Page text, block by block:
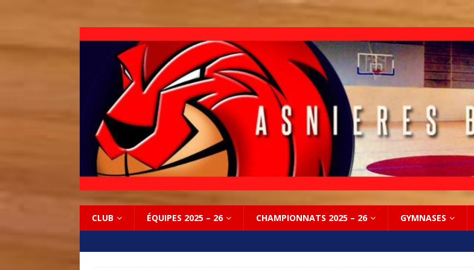
CLUB ÉQUIPES 2025 – 26 CHAMPIONNATS 2025 – 26 GYMNASES